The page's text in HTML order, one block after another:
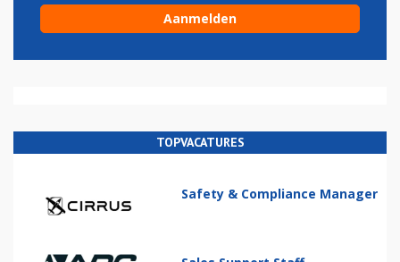
TOPVACATURES
Safety & Compliance Manager